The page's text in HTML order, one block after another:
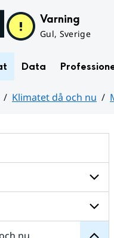
Varning
Gul, Sverige
Data
Klimatet då och nu
för
Om
Undersidor
för
Klimatet
då
och
i